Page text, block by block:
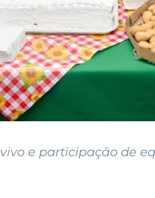
e participação de